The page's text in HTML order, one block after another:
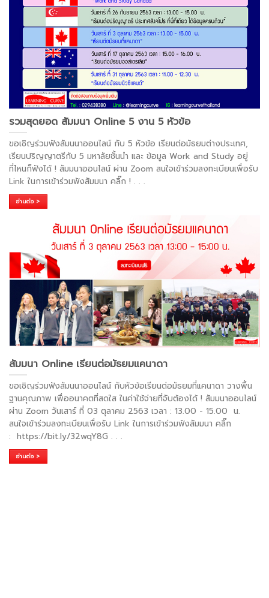
รวมสุดยอด สัมมนา Online 5 งาน 5 หัวข้อ
ขอเชิญร่วมฟังสัมนนาออนไลน์ กับ 5 หัวข้อ เรียนต่อมัธยมต่างประเทศ,
เรียนปริญญาตรีกับ 5 มหาลัยชั้นนำ และ ข้อมูล Work and Study อยู่
ที่ไหนก็ฟังได้ ! สัมมนาออนไลน์ ผ่าน Zoom สนใจเข้าร่วมลงทะเบียนเพื่อรับ
Link ในการเข้าร่วมฟังสัมมนา คลิ๊ก ! . . .
อ่านต่อ >
สัมมนา Online เรียนต่อมัธยมแคนาดา
ขอเชิญร่วมฟังสัมนนาออนไลน์ กับหัวข้อเรียนต่อมัธยมที่แคนาดา วางพื้น
ฐานคุณภาพ เพื่ออนาคตที่สดใส ในค่าใช้จ่ายที่จับต้องได้ ! สัมมนาออนไลน์
ผ่าน Zoom วันเสาร์ ที่ 03 ตุลาคม 2563 เวลา : 13.00 - 15.00 น.
สนใจเข้าร่วมลงทะเบียนเพื่อรับ Link ในการเข้าร่วมฟังสัมมนา คลิ๊ก
: https://bit.ly/32wqY8G . . .
อ่านต่อ >